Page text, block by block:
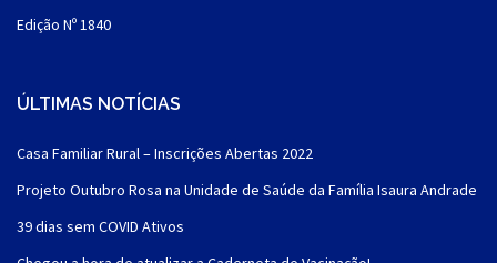
Edição Nº 1840
ÚLTIMAS NOTÍCIAS
Casa Familiar Rural – Inscrições Abertas 2022
Projeto Outubro Rosa na Unidade de Saúde da Família Isaura Andrade
39 dias sem COVID Ativos